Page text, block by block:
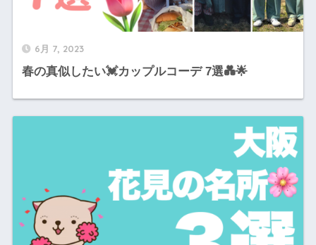
6月 7, 2023
春の真似したい💓カップルコーデ 7選💑🌟